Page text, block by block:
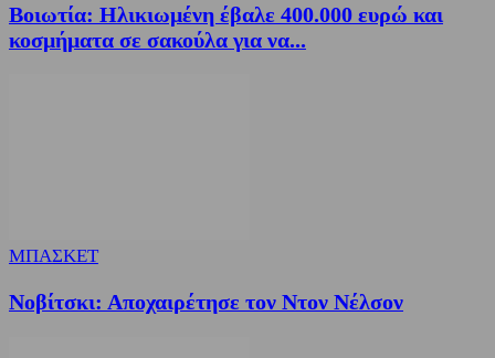
Βοιωτία: Ηλικιωμένη έβαλε 400.000 ευρώ και
κοσμήματα σε σακούλα για να...
ΜΠΑΣΚΕΤ
Νοβίτσκι: Αποχαιρέτησε τον Ντον Νέλσον